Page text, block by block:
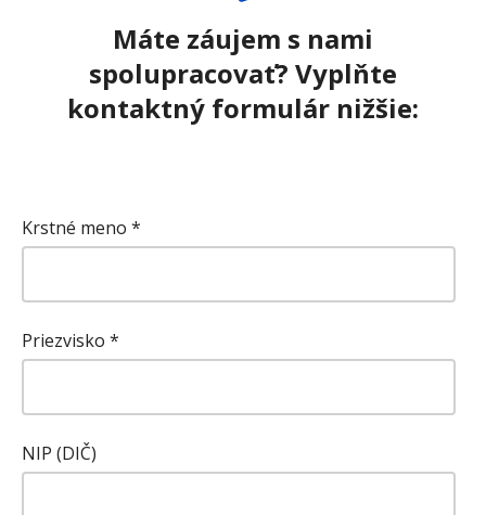
Máte záujem s nami
spolupracovať? Vyplňte
kontaktný formulár nižšie:
Krstné meno *
Priezvisko *
NIP (DIČ)